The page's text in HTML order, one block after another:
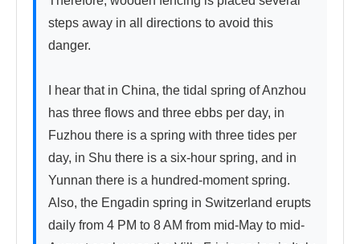
steps away in all directions to avoid this
danger.
I hear that in China, the tidal spring of Anzhou
has three flows and three ebbs per day, in
Fuzhou there is a spring with three tides per
day, in Shu there is a six-hour spring, and in
Yunnan there is a hundred-moment spring.
Also, the Engadin spring in Switzerland erupts
daily from 4 PM to 8 AM from mid-May to mid-